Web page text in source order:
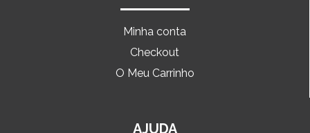
Minha conta
Checkout
O Meu Carrinho
AJUDA